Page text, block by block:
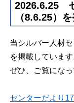
2026.6.25
（8.6.25）
当シルバー人材
を掲載しています
ぜひ、ご覧になっ
センターだより